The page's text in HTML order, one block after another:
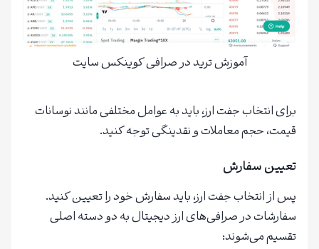
آموزش ترید در صرافی کوینکس سایت
برای انتخاب جفت ارز، باید به عوامل مختلفی مانند نوسانات
قیمت، حجم معاملات و نقدینگی توجه کنید.
تعیین سفارش
پس از انتخاب جفت ارز، باید سفارش خود را تعیین کنید.
سفارشات در صرافی‌های ارز دیجیتال به دو دسته اصلی
تقسیم می‌شوند: